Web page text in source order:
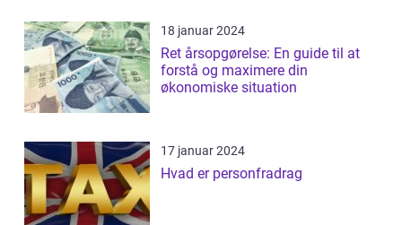
18 januar 2024
Ret årsopgørelse: En guide til at
forstå og maximere din
økonomiske situation
17 januar 2024
Hvad er personfradrag